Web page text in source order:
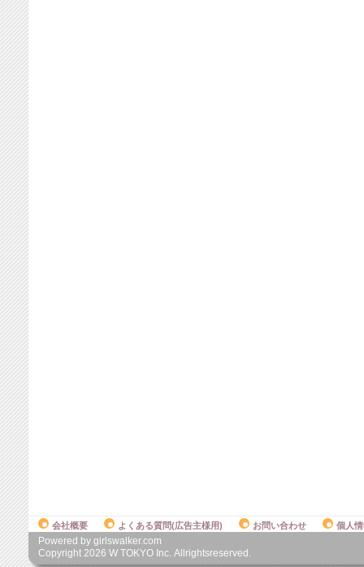
会社概要 よくある質問(広告主様用) お問い合わせ 個人
Powered by girlswalker.com
Copyright 2026 W TOKYO Inc. Allrightsreserved.